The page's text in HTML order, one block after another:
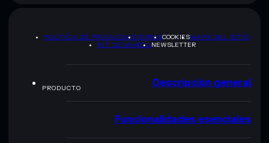
POLÍTICA DE PRIVACIDADTERMSCOOKIESMAPA DEL SITIO
KIT DE MARCA NEWSLETTER
PRODUCTO Descripción general
Funcionalidades esenciales